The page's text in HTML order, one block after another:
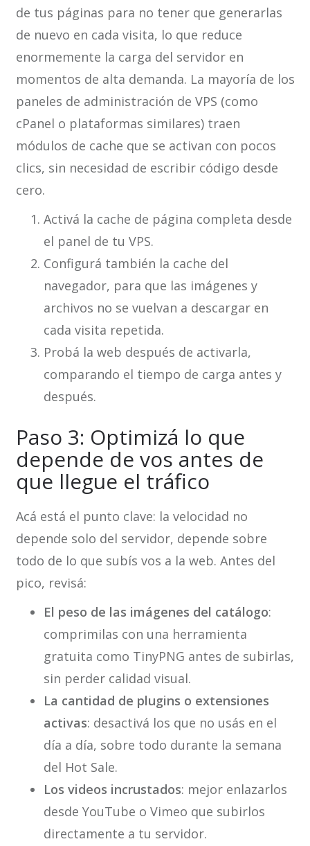
de tus páginas para no tener que generarlas
de nuevo en cada visita, lo que reduce
enormemente la carga del servidor en
momentos de alta demanda. La mayoría de los
paneles de administración de VPS (como
cPanel o plataformas similares) traen
módulos de cache que se activan con pocos
clics, sin necesidad de escribir código desde
cero.
Activá la cache de página completa desde
el panel de tu VPS.
Configurá también la cache del
navegador, para que las imágenes y
archivos no se vuelvan a descargar en
cada visita repetida.
Probá la web después de activarla,
comparando el tiempo de carga antes y
después.
Paso 3: Optimizá lo que
depende de vos antes de
que llegue el tráfico
Acá está el punto clave: la velocidad no
depende solo del servidor, depende sobre
todo de lo que subís vos a la web. Antes del
pico, revisá:
El peso de las imágenes del catálogo:
comprimilas con una herramienta
gratuita como TinyPNG antes de subirlas,
sin perder calidad visual.
La cantidad de plugins o extensiones
activas: desactivá los que no usás en el
día a día, sobre todo durante la semana
del Hot Sale.
Los videos incrustados: mejor enlazarlos
desde YouTube o Vimeo que subirlos
directamente a tu servidor.